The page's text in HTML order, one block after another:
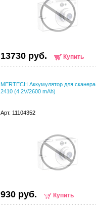
13730 руб. Купить
MERTECH Аккумулятор для
2410 (4.2V/2600 mAh)
Арт. 11104352
930 руб. Купить